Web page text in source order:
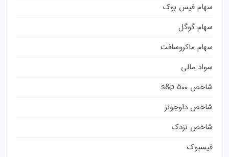
سهام فیس بوک
سهام گوگل
سهام ماکروسافت
سواد مالی
شاخص s&p 500
شاخص داوجونز
شاخص نزدک
فیسبوک